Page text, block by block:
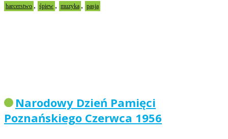
harcerstwo , śpiew , muzyka , pasja
Narodowy Dzień Pamięci
Poznańskiego Czerwca 1956